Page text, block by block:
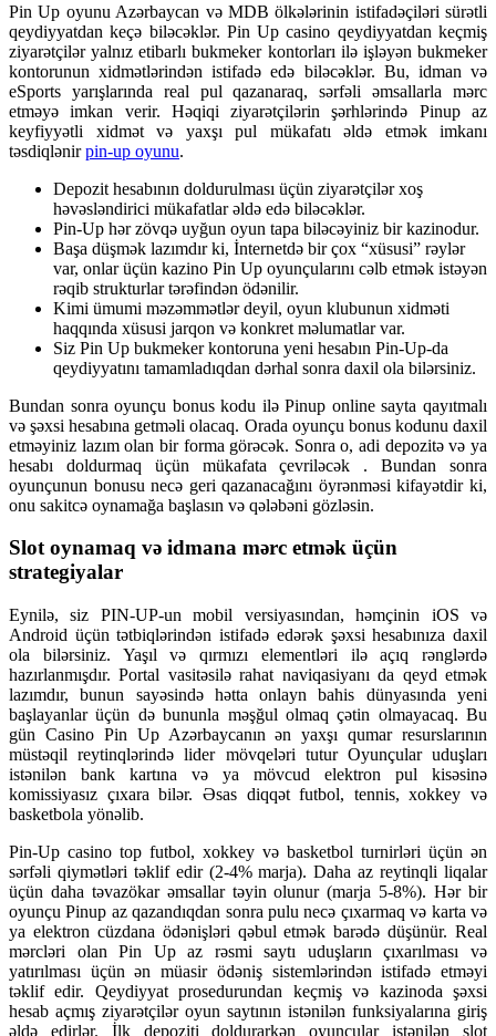
Pin Up oyunu Azərbaycan və MDB ölkələrinin istifadəçiləri sürətli
qeydiyyatdan keçə biləcəklər. Pin Up casino qeydiyyatdan keçmiş
ziyarətçilər yalnız etibarlı bukmeker kontorları ilə işləyən bukmeker
kontorunun xidmətlərindən istifadə edə biləcəklər. Bu, idman və
eSports yarışlarında real pul qazanaraq, sərfəli əmsallarla mərc
etməyə imkan verir. Həqiqi ziyarətçilərin şərhlərində Pinup az
keyfiyyətli xidmət və yaxşı pul mükafatı əldə etmək imkanı
təsdiqlənirpin-up oyunu.
Depozit hesabının doldurulması üçün ziyarətçilər xoş
həvəsləndirici mükafatlar əldə edə biləcəklər.
Pin-Up hər zövqə uyğun oyun tapa biləcəyiniz bir kazinodur.
Başa düşmək lazımdır ki, İnternetdə bir çox “xüsusi” rəylər
var, onlar üçün kazino Pin Up oyunçularını cəlb etmək istəyən
rəqib strukturlar tərəfindən ödənilir.
Kimi ümumi məzəmmətlər deyil, oyun klubunun xidməti
haqqında xüsusi jarqon və konkret məlumatlar var.
Siz Pin Up bukmeker kontoruna yeni hesabın Pin-Up-da
qeydiyyatını tamamladıqdan dərhal sonra daxil ola bilərsiniz.
Bundan sonra oyunçu bonus kodu ilə Pinup online sayta qayıtmalı
və şəxsi hesabına getməli olacaq. Orada oyunçu bonus kodunu daxil
etməyiniz lazım olan bir forma görəcək. Sonra o, adi depozitə və ya
hesabı doldurmaq üçün mükafata çevriləcək . Bundan sonra
oyunçunun bonusu necə geri qazanacağını öyrənməsi kifayətdir ki,
onu sakitcə oynamağa başlasın və qələbəni gözləsin.
Slot oynamaq və idmana mərc etmək üçün
strategiyalar
Eynilə, siz PIN-UP-un mobil versiyasından, həmçinin iOS və
Android üçün tətbiqlərindən istifadə edərək şəxsi hesabınıza daxil
ola bilərsiniz. Yaşıl və qırmızı elementləri ilə açıq rənglərdə
hazırlanmışdır. Portal vasitəsilə rahat naviqasiyanı da qeyd etmək
lazımdır, bunun sayəsində hətta onlayn bahis dünyasında yeni
başlayanlar üçün də bununla məşğul olmaq çətin olmayacaq. Bu
gün Casino Pin Up Azərbaycanın ən yaxşı qumar resurslarının
müstəqil reytinqlərində lider mövqeləri tutur Oyunçular uduşları
istənilən bank kartına və ya mövcud elektron pul kisəsinə
komissiyasız çıxara bilər. Əsas diqqət futbol, ​​tennis, xokkey və
basketbola yönəlib.
Pin-Up casino top futbol, ​​xokkey və basketbol turnirləri üçün ən
sərfəli qiymətləri təklif edir (2-4% marja). Daha az reytinqli liqalar
üçün daha təvazökar əmsallar təyin olunur (marja 5-8%). Hər bir
oyunçu Pinup az qazandıqdan sonra pulu necə çıxarmaq və karta və
ya elektron cüzdana ödənişləri qəbul etmək barədə düşünür. Real
mərcləri olan Pin Up az rəsmi saytı uduşların çıxarılması və
yatırılması üçün ən müasir ödəniş sistemlərindən istifadə etməyi
təklif edir. Qeydiyyat prosedurundan keçmiş və kazinoda şəxsi
hesab açmış ziyarətçilər oyun saytının istənilən funksiyalarına giriş
əldə edirlər. İlk depoziti doldurarkən oyunçular istənilən slot